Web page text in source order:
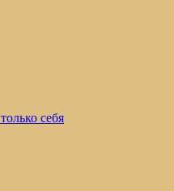
себя